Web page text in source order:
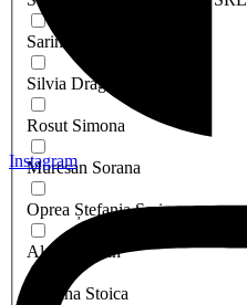
Sarina
Silvia Dragomir
Rosut Simona
Muresan Sorana
Oprea Ștefania Sarina
Aldea Stelian
Cristina Stoica
Instagram